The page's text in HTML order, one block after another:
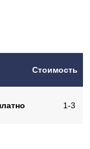
Стоимость
1-3